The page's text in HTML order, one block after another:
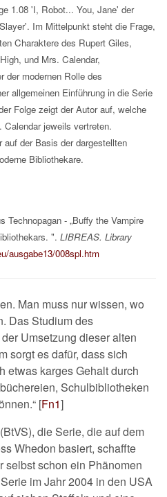
1.08 'I, Robot... You, Jane' der
Im Mittelpunkt steht die Frage,
Charaktere des Rupert Giles,
und Mrs. Calendar,
der modernen Rolle des
allgemeinen Einführung in die Serie
Folge zeigt der Autor auf, welche
jeweils vertreten.
der Basis der dargestellten
Bibliothekare.
- „Buffy the Vampire
". LIBREAS. Library
ausgabe13/008spl.htm
Man muss nur wissen, wo
Das Studium des
Umsetzung dieser alten
sorgt es dafür, dass sich
etwas karges Gehalt durch
Schulbibliotheken
[Fn1]
die Serie, die auf dem
Whedon basiert, schaffte
selbst schon ein Phänomen
im Jahr 2004 in den USA